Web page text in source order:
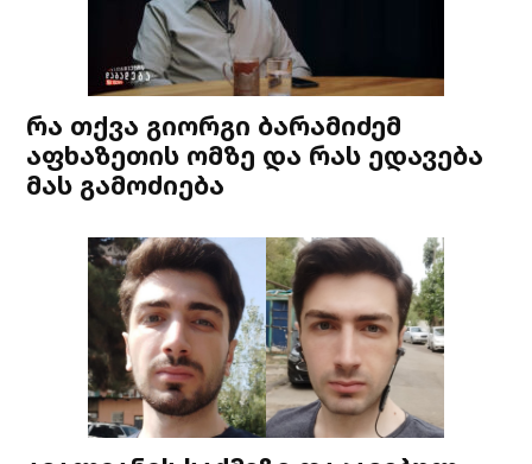
რა თქვა გიორგი ბარამიძემ
აფხაზეთის ომზე და რას ედავება
მას გამოძიება